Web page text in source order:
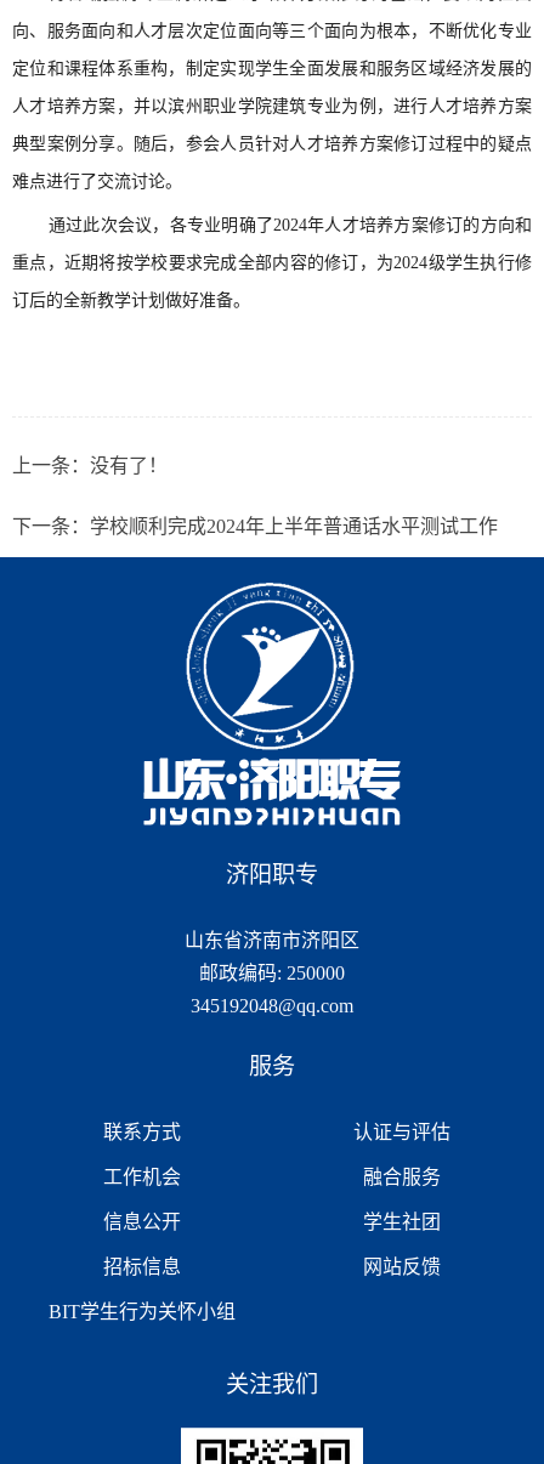
向、服务面向和人才层次定位面向等三个面向为根本，不断优化专业
定位和课程体系重构，制定实现学生全面发展和服务区域经济发展的
人才培养方案，并以滨州职业学院建筑专业为例，进行人才培养方案
典型案例分享。随后，参会人员针对人才培养方案修订过程中的疑点
难点进行了交流讨论。
通过此次会议，各专业明确了2024年人才培养方案修订的方向和
重点，近期将按学校要求完成全部内容的修订，为2024级学生执行修
订后的全新教学计划做好准备。
上一条：没有了！
下一条： 学校顺利完成2024年上半年普通话水平测试工作
济阳职专
山东省济南市济阳区
邮政编码: 250000
345192048@qq.com
服务
联系方式
工作机会
信息公开
招标信息
BIT学生行为关怀小组
认证与评估
融合服务
学生社团
网站反馈
关注我们